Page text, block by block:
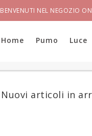
BENVENUTI NEL NEGOZIO
Home Pumo Luce
Nuovi articoli in